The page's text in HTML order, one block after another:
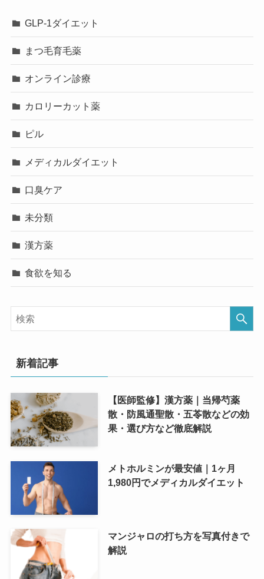
GLP-1ダイエット
まつ毛育毛薬
オンライン診療
カロリーカット薬
ピル
メディカルダイエット
口臭ケア
未分類
漢方薬
食欲を知る
新着記事
【医師監修】漢方薬｜当帰芍薬
散・防風通聖散・五苓散などの効
果・選び方など徹底解説
メトホルミンが最安値｜1ヶ月
1,980円でメディカルダイエット
マンジャロの打ち方を写真付きで
解説